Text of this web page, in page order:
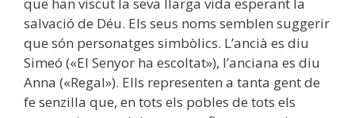
salvació de Déu. Els seus noms semblen suggerir
que són personatges simbòlics. L’ancià es diu
Simeó («El Senyor ha escoltat»), l’anciana es diu
Anna («Regal»). Ells representen a tanta gent de
fe senzilla que, en tots els pobles de tots els